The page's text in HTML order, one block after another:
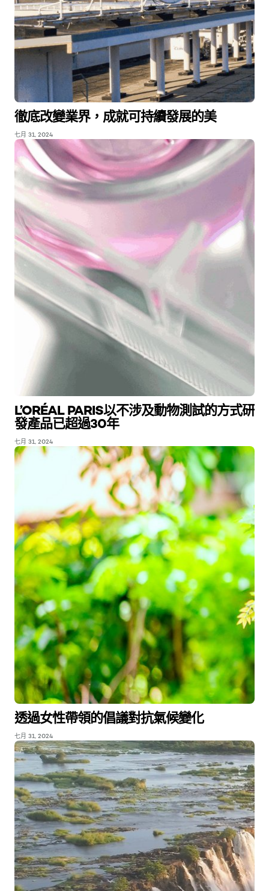
徹底改變業界，成就可持續發展的美
七月 31, 2024
L’ORÉAL PARIS以不涉及動物測試的方式研
發產品已超過30年
七月 31, 2024
透過女性帶領的倡議對抗氣候變化
七月 31, 2024